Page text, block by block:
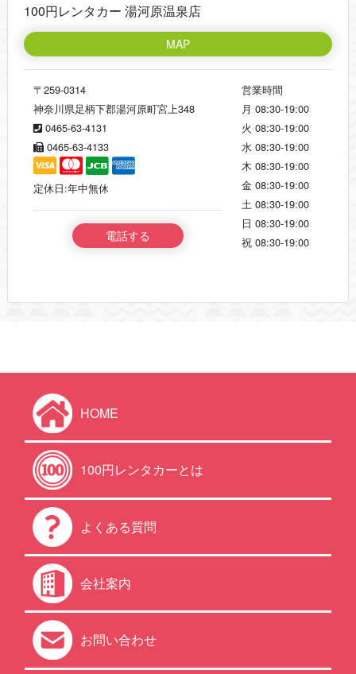
100円レンタカー 湯河原温泉店
MAP
〒259-0314
神奈川県足柄下郡湯河原町宮上348
0465-63-4131
0465-63-4133
定休日:年中無休
電話する
営業時間
月 08:30-19:00
火 08:30-19:00
水 08:30-19:00
木 08:30-19:00
金 08:30-19:00
土 08:30-19:00
日 08:30-19:00
祝 08:30-19:00
HOME
100円レンタカーとは
よくある質問
会社案内
お問い合わせ